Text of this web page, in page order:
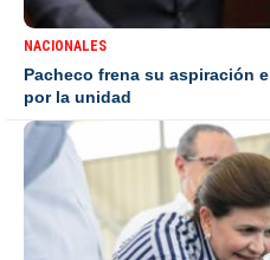
NACIONALES
Pacheco frena su aspiración
por la unidad